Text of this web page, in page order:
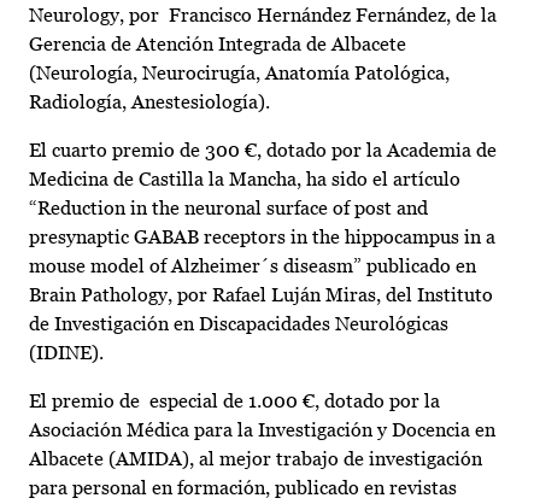
Neurology, por Francisco Hernández Fernández, de la
Gerencia de Atención Integrada de Albacete
(Neurología, Neurocirugía, Anatomía Patológica,
Radiología, Anestesiología).
El cuarto premio de 300 €, dotado por la Academia de
Medicina de Castilla la Mancha, ha sido el artículo
“Reduction in the neuronal surface of post and
presynaptic GABAB receptors in the hippocampus in a
mouse model of Alzheimer´s diseasm” publicado en
Brain Pathology, por Rafael Luján Miras, del Instituto
de Investigación en Discapacidades Neurológicas
(IDINE).
El premio de especial de 1.000 €, dotado por la
Asociación Médica para la Investigación y Docencia en
Albacete (AMIDA), al mejor trabajo de investigación
para personal en formación, publicado en revistas